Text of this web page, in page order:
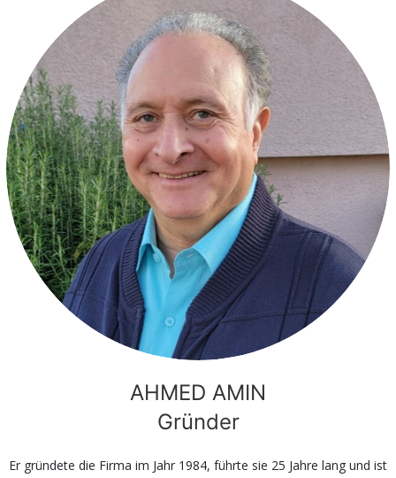
AHMED AMIN
Gründer
Er gründete die Firma im Jahr 1984, führte sie 25 Jahre lang und ist